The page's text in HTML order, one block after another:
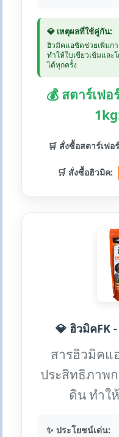
💎 เหตุผลที่ใช้คู่กัน:
ฮิวมิคแอซิดช่วยเพิ่มกา
ทำให้ใบเขียวเข้มแล
ได้ทุกครั้ง
💰 สตาร์เฟ
🛒 สั่งซื้อสตาร์เฟอ
🛒 สั่งซื้อฮิวมิค:
💎 ฮิวมิคFK
สารฮิวมิคแ
ประสิทธิภาพ
ดิน ทำใ
✨ ประโยชน์เด่น: